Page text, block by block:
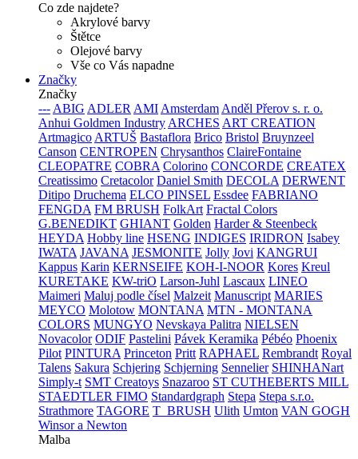
Co zde najdete?
Akrylové barvy
Štětce
Olejové barvy
Vše co Vás napadne
Značky
Značky
--- ABIG ADLER AMI Amsterdam Anděl Přerov s. r. o.
Anhui Goldmen Industry ARCHES ART CREATION
Artmagico ARTUŠ Bastaflora Brico Bristol Bruynzeel
Canson CENTROPEN Chrysanthos ClaireFontaine
CLEOPATRE COBRA Colorino CONCORDE CREATEX
Creatissimo Cretacolor Daniel Smith DECOLA DERWENT
Ditipo Druchema ELCO PINSEL Essdee FABRIANO
FENGDA FM BRUSH FolkArt Fractal Colors
G.BENEDIKT GHIANT Golden Harder & Steenbeck
HEYDA Hobby line HSENG INDIGES IRIDRON Isabey
IWATA JAVANA JESMONITE Jolly Jovi KANGRUI
Kappus Karin KERNSEIFE KOH-I-NOOR Kores Kreul
KURETAKE KW-triO Larson-Juhl Lascaux LINEO
Maimeri Maluj podle čísel Malzeit Manuscript MARIES
MEYCO Molotow MONTANA MTN - MONTANA
COLORS MUNGYO Nevskaya Palitra NIELSEN
Novacolor ODIF Pastelini Pávek Keramika Pébéo Phoenix
Pilot PINTURA Princeton Pritt RAPHAEL Rembrandt Royal
Talens Sakura Schjering Schjerning Sennelier SHINHANart
Simply-t SMT Creatoys Snazaroo ST CUTHEBERTS MILL
STAEDTLER FIMO Standardgraph Stepa Stepa s.r.o.
Strathmore TAGORE T_BRUSH Ulith Umton VAN GOGH
Winsor a Newton
Malba